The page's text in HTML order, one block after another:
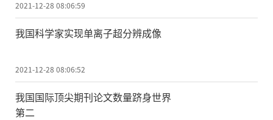
2021-12-28 08:06:59
我国科学家实现单离子超分辨成像
2021-12-28 08:06:52
我国国际顶尖期刊论文数量跻身世界
第二